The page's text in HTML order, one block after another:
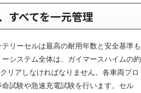
すべてを一元管理
リーセルは最高の耐用年数と安全基準も
システム全体は、ガイマースハイムの約
リアしなければなりません。各車両プロ
試験や急速充電試験を行います。セル